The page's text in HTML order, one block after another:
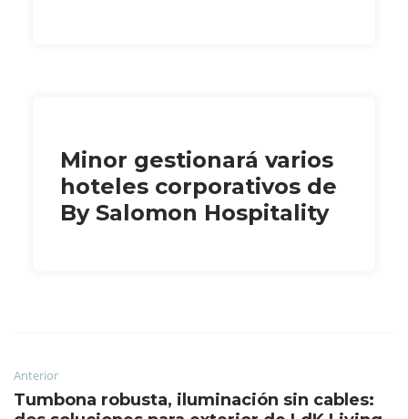
Minor gestionará varios
hoteles corporativos de
By Salomon Hospitality
Anterior
Tumbona robusta, iluminación sin cables: